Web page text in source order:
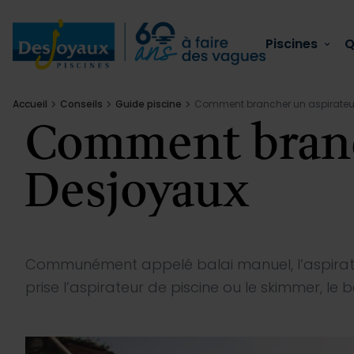
Piscines
Piscines
Piscines extérieures
Piscines en kit
Qui sommes nous
L’esprit Desjoyaux
Notre savoir-faire
Équipements
Sécurité piscine
Confort
Réaménager sa piscine
Fuite de votre piscine
Piscines
Qui sommes nous
Équipements
Accueil Conseils Guide piscine Comment brancher un
Comment
Desjoyaux
Communément appelé balai manuel,
prise l’aspirateur de piscine ou le skimmer,